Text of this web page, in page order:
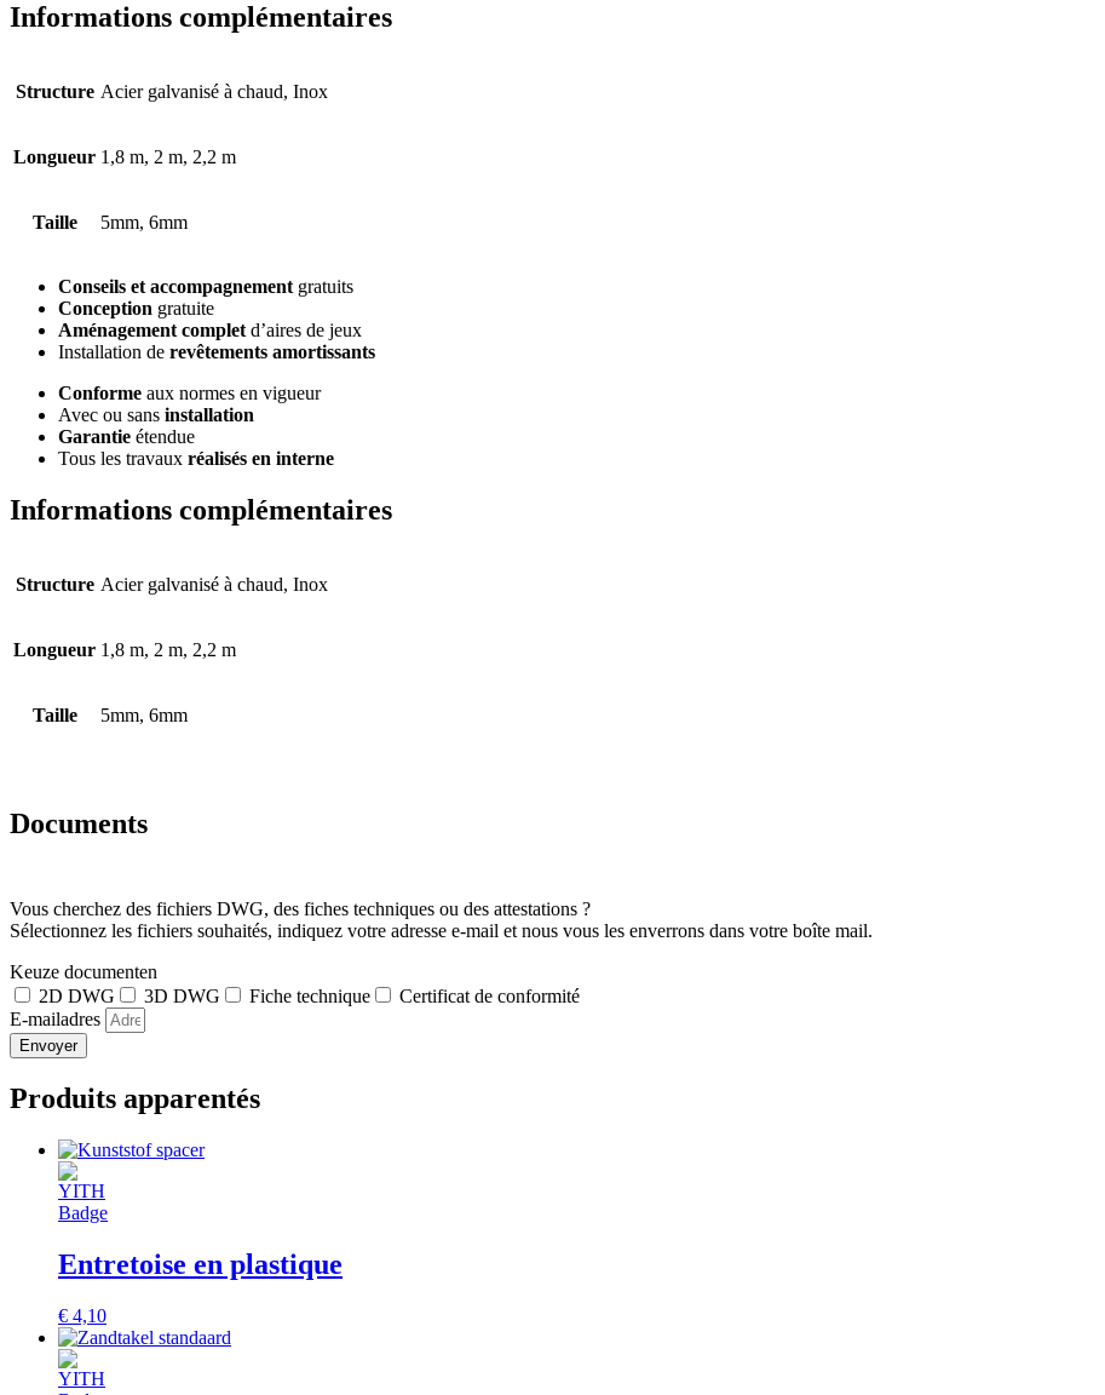
Informations complémentaires
Structure Acier galvanisé à chaud, Inox
Longueur 1,8 m, 2 m, 2,2 m
Taille 5mm, 6mm
Conseils et accompagnement gratuits
Conception gratuite
Aménagement complet d’aires de jeux
Installation de revêtements amortissants
Conforme aux normes en vigueur
Avec ou sans installation
Garantie étendue
Tous les travaux réalisés en interne
Informations complémentaires
Structure Acier galvanisé à chaud, Inox
Longueur 1,8 m, 2 m, 2,2 m
Taille 5mm, 6mm
Documents
Vous cherchez des fichiers DWG, des fiches techniques ou des attestations ?
Sélectionnez les fichiers souhaités, indiquez votre adresse e-mail et nous vous les enverrons dans votre boîte mail.
Keuze documenten
2D DWG
3D DWG Fiche technique
Certificat de conformité
E-mailadres
Envoyer
Produits apparentés
Entretoise en plastique
€ 4,10